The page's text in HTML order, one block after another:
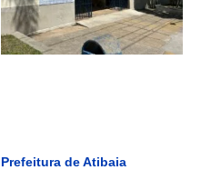
Prefeitura de Atibaia